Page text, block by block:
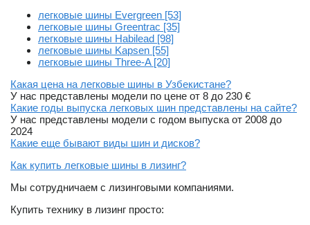
легковые шины Evergreen [53]
легковые шины Greentrac [35]
легковые шины Habilead [98]
легковые шины Kapsen [55]
легковые шины Three-A [20]
Какая цена на легковые шины в Узбекистане?
У нас представлены модели по цене от 8 до 230 €
Какие годы выпуска легковых шин представлены на сайте?
У нас представлены модели с годом выпуска от 2008 до
2024
Какие еще бывают виды шин и дисков?
Как купить легковые шины в лизинг?
Мы сотрудничаем с лизинговыми компаниями.
Купить технику в лизинг просто: